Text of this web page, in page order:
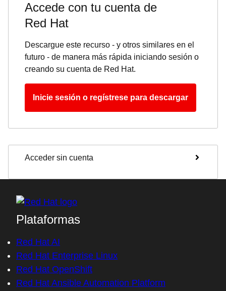
Accede con tu cuenta de
Red Hat
Descargue este recurso - y otros similares en el
futuro - de manera más rápida iniciando sesión o
creando su cuenta de Red Hat.
Inicie sesión o regístrese para descargar
Acceder sin cuenta
Plataformas
Red Hat AI
Red Hat Enterprise Linux
Red Hat OpenShift
Red Hat Ansible Automation Platform